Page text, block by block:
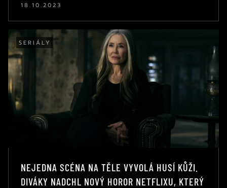
18.10.2023
SERIÁLY
NEJEDNA SCÉNA NA TĚLE VYVOLÁ HUSÍ KŮŽI.
DIVÁKY NADCHL NOVÝ HOROR NETFLIXU, KTERÝ